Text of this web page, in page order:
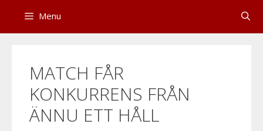
Menu
MATCH FÅR
KONKURRENS FRÅN
ÄNNU ETT HÅLL